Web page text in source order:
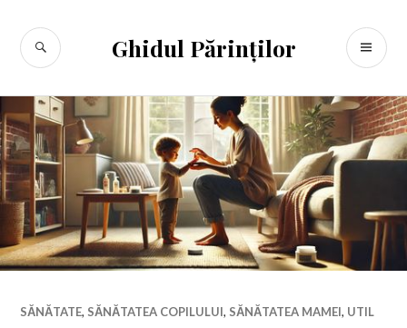
conținut
Ghidul Părinților
CĂUTARE
SĂNĂTATE, SĂNĂTATEA COPILULUI, SĂNĂTATEA MAMEI, UTIL